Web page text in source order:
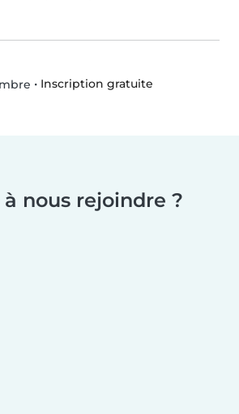
• Inscription gratuite
à nous rejoindre ?